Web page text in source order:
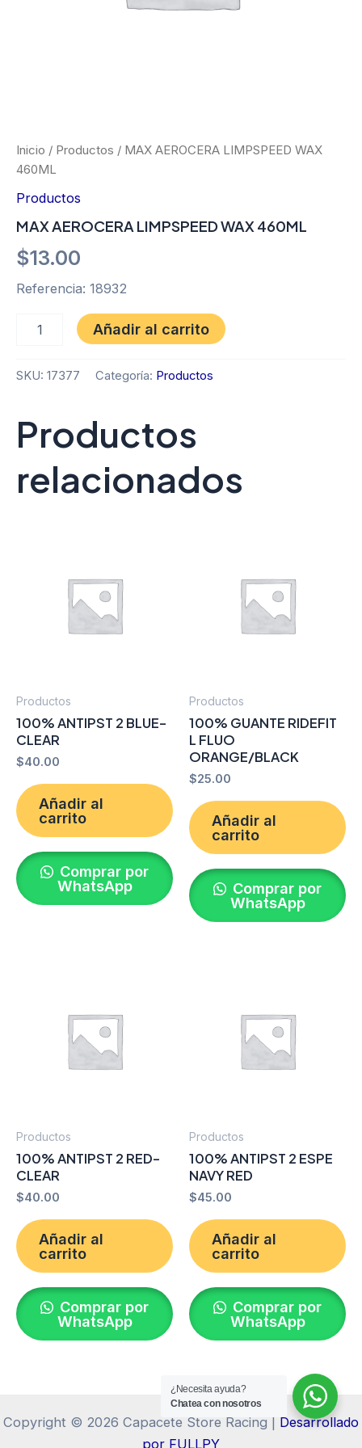
Inicio / Productos / MAX AEROCERA LIMPSPEED WAX
460ML
Productos
MAX AEROCERA LIMPSPEED WAX 460ML
$13.00
Referencia: 18932
Añadir al carrito
SKU: 17377 Categoría: Productos
Productos
relacionados
Productos
100% ANTIPST 2 BLUE-
CLEAR
$40.00
Añadir al
carrito
Comprar por
WhatsApp
Productos
100% GUANTE RIDEFIT
L FLUO
ORANGE/BLACK
$25.00
Añadir al
carrito
Comprar por
WhatsApp
Productos
100% ANTIPST 2 RED-
CLEAR
$40.00
Añadir al
carrito
Comprar por
WhatsApp
Productos
100% ANTIPST 2 ESPE
NAVY RED
$45.00
Añadir al
carrito
Comprar por
WhatsApp
Copyright © 2026 Capacete Store Racing | Desarrollado
por FULLPY
¿Necesita ayuda?
Chatea con nosotros